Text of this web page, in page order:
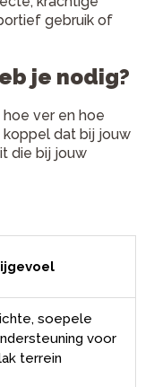
gebruik of
je nodig?
ver en hoe
dat bij jouw
die bij jouw
soepele
voor
terrein